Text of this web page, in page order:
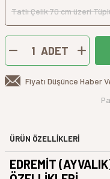
Tatlı Çelik 70 cm üzeri
ADET
Fiyatı Düşünce Haber
ÜRÜN ÖZELLİKLERİ
EDREMİT